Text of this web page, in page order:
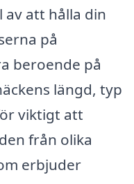
av att hålla din
på
beroende på
längd, typ
viktigt att
från olika
erbjuder